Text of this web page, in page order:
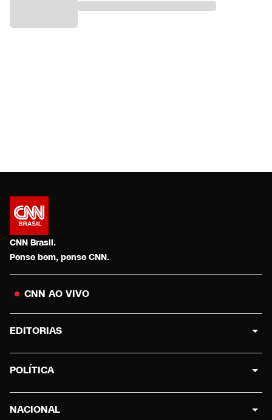
CNN Brasil.
Pense bem, pense CNN.
CNN AO VIVO
EDITORIAS
POLÍTICA
NACIONAL